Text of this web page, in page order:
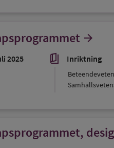
arrow_forward
2025 book_5 Inriktning